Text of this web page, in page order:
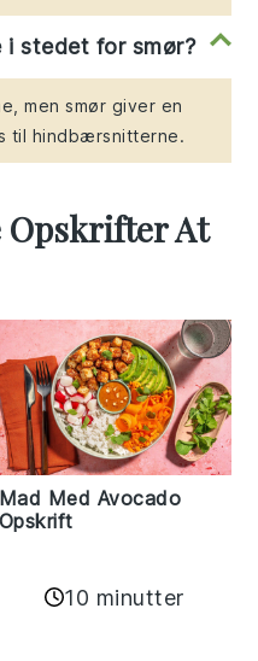
i stedet for smør?
men smør giver en
til hindbærsnitterne.
Opskrifter At
Mad Med Avocado
Opskrift
10 minutter